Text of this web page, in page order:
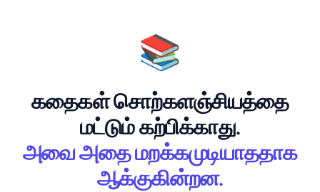
📚
கதைகள் சொற்களஞ்சியத்தை
மட்டும் கற்பிக்காது.
அவை அதை மறக்கமுடியாததாக
ஆக்குகின்றன.